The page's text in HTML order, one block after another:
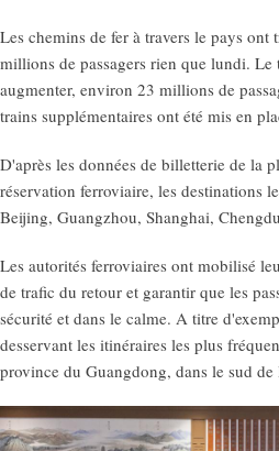
Les chemins de fer à travers le pays ont
millions de passagers rien que lundi.
augmenter, environ 23 millions de
trains supplémentaires ont été mis en
D'après les données de billetterie de la
réservation ferroviaire, les destinations
Beijing, Guangzhou, Shanghai,
Les autorités ferroviaires ont mobilisé
de trafic du retour et garantir que les
sécurité et dans le calme. A titre
desservant les itinéraires les plus
province du Guangdong, dans le sud